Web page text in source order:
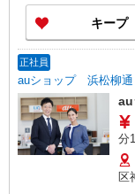
者
＋
め
キープ
正社員
auショップ 浜松柳通
au
分
す。 【年収例】 年収400万円（月
月
区